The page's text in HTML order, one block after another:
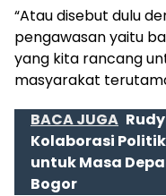
“Atau disebut dulu
pengawasan yaitu
yang kita rancang
masyarakat
BACA JUGA
Kolaborasi
untuk Masa
Bogor